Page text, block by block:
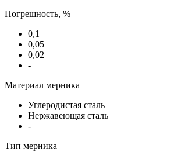
Погрешность, %
0,1
0,05
0,02
-
Материал мерника
Углеродистая сталь
Нержавеющая сталь
-
Тип мерника